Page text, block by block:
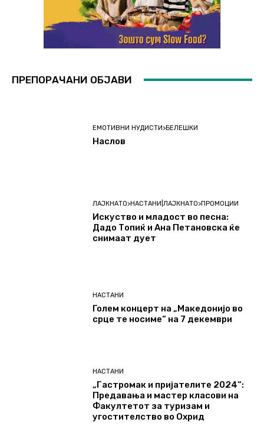
ПРЕПОРАЧАНИ ОБЈАВИ
ЕМОТИВНИ НУДИСТИ>БЕЛЕШКИ
Наслов
ЛАЈКНАТО>НАСТАНИ|ЛАЈКНАТО>ПРОМОЦИИ
Искуство и младост во песна:
Дадо Топиќ и Ана Петановска ќе
снимаат дует
НАСТАНИ
Голем концерт на „Македонијо во
срце те носиме“ на 7 декември
НАСТАНИ
„Гастромак и пријателите 2024“:
Предавања и мастер класови на
Факултетот за туризам и
угостителство во Охрид